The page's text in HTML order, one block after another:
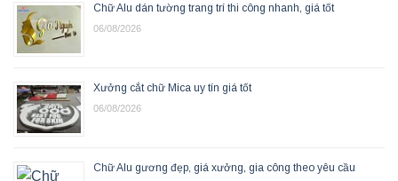
Chữ Alu dán tường trang trí thi công nhanh, giá tốt
06/08/2026
Xưởng cắt chữ Mica uy tín giá tốt
06/08/2026
Chữ Alu gương đẹp, giá xưởng, gia công theo yêu cầu